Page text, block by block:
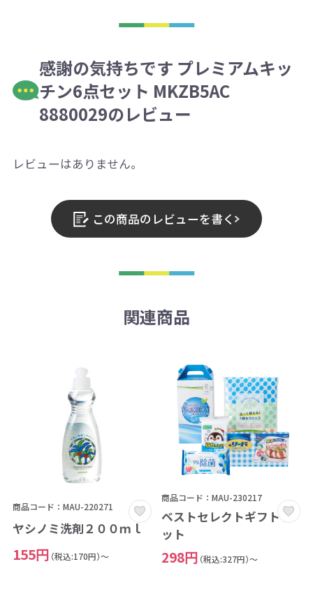
感謝の気持ちです プレミアムキッ
チン6点セット MKZB5AC
8880029のレビュー
レビューはありません。
この商品のレビューを書く
関連商品
商品コード：MAU-220271
ヤシノミ洗剤２００ｍｌ
155円 （税込:170円）～
商品コード：MAU-230217
ベストセレクトギフトセ
ット
298円 （税込:327円）～